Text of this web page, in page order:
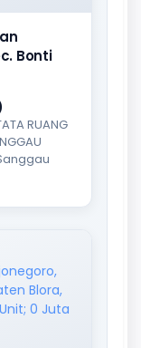
Bonti
RUANG